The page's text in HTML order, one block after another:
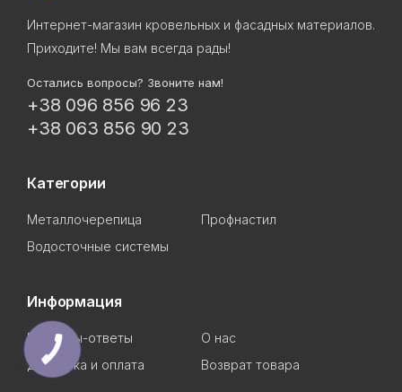
Интернет-магазин кровельных и фасадных материалов.
Приходите! Мы вам всегда рады!
Остались вопросы? Звоните нам!
+38 096 856 96 23
+38 063 856 90 23
Категории
Металлочерепица
Профнастил
Водосточные системы
Информация
Вопросы-ответы
О нас
Доставка и оплата
Возврат товара